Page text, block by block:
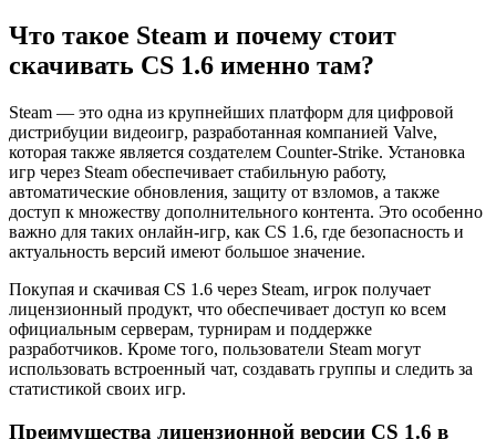
Что такое Steam и почему стоит
скачивать CS 1.6 именно там?
Steam — это одна из крупнейших платформ для цифровой
дистрибуции видеоигр, разработанная компанией Valve,
которая также является создателем Counter-Strike. Установка
игр через Steam обеспечивает стабильную работу,
автоматические обновления, защиту от взломов, а также
доступ к множеству дополнительного контента. Это особенно
важно для таких онлайн-игр, как CS 1.6, где безопасность и
актуальность версий имеют большое значение.
Покупая и скачивая CS 1.6 через Steam, игрок получает
лицензионный продукт, что обеспечивает доступ ко всем
официальным серверам, турнирам и поддержке
разработчиков. Кроме того, пользователи Steam могут
использовать встроенный чат, создавать группы и следить за
статистикой своих игр.
Преимущества лицензионной версии CS 1.6 в